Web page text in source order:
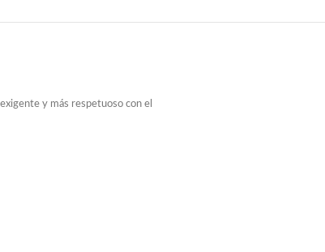
y más respetuoso con el